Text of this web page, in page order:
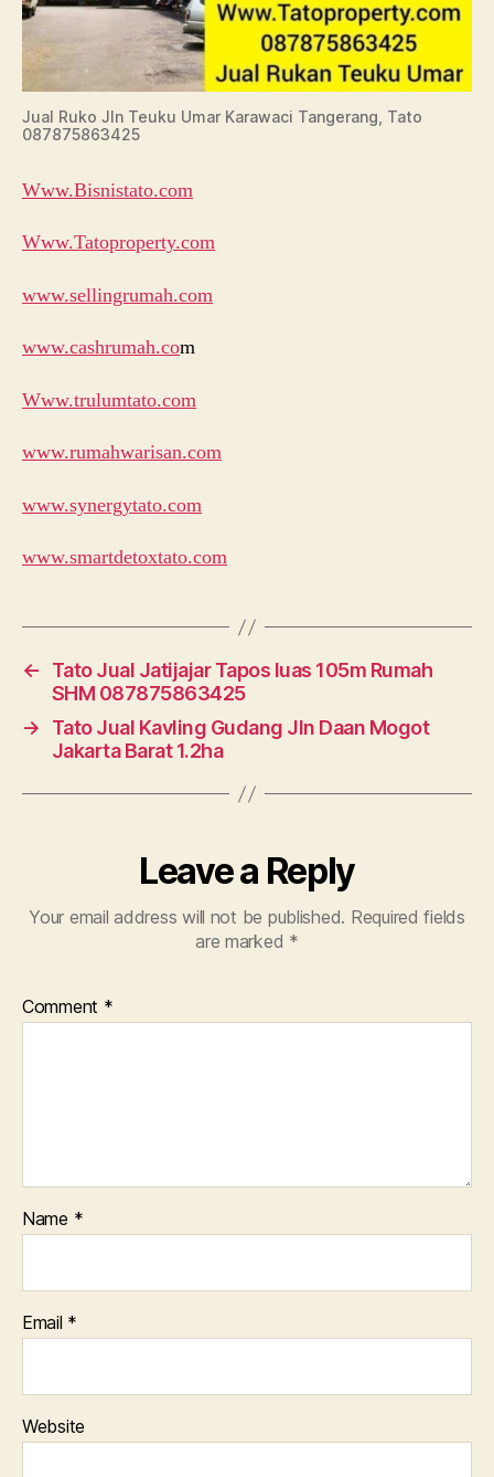
Jual Ruko Jln Teuku Umar Karawaci Tangerang, Tato
087875863425
Www.Bisnistato.com
Www.Tatoproperty.com
www.sellingrumah.com
www.cashrumah.com
Www.trulumtato.com
www.rumahwarisan.com
www.synergytato.com
www.smartdetoxtato.com
←
Tato Jual Jatijajar Tapos luas 105m Rumah
SHM 087875863425
→
Tato Jual Kavling Gudang Jln Daan Mogot
Jakarta Barat 1.2ha
Leave a Reply
Your email address will not be published. Required fields
are marked *
Comment *
Name *
Email *
Website